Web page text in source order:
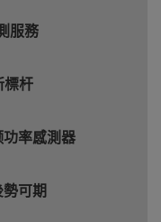
服務
標杆
率感測器
可期